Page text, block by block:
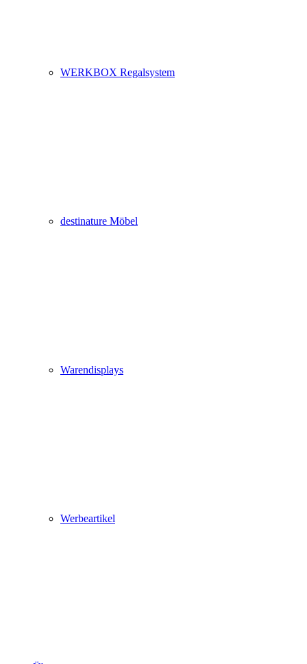
WERKBOX Regalsystem
destinature Möbel
Warendisplays
Werbeartikel